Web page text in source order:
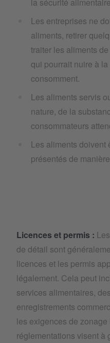
Les entreprises ne
aliments, retirer
traiter les aliments
qui pourrait nuire à
consomment.
Les aliments servis
nature, de la
consommateurs
Les aliments doivent
présentés de
Licences et permis :
de détail sont
licences et les permis
légalement. Cela peut
services alimentaires,
enregistrements
les exigences de
réglementations visent à